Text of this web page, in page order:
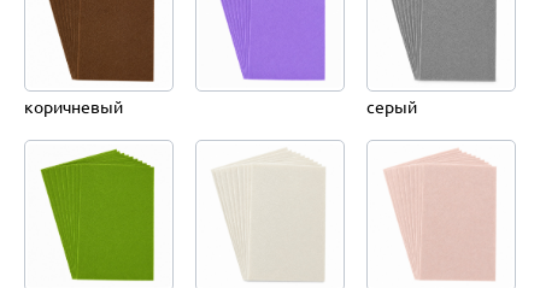
коричневый серый